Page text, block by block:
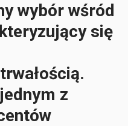
wybór wśród
się
z